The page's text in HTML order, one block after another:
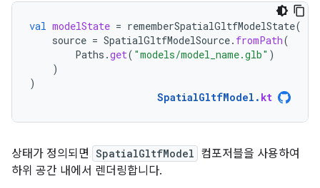
val modelState = rememberSpatialGltfModelState(
source = SpatialGltfModelSource. fromPath(
Paths .get( "models/model_name.glb" )
)
)
SpatialGltfModel . kt
상태가 정의되면 SpatialGltfModel 컴포저블을 사용하여
하위 공간 내에서 렌더링합니다.